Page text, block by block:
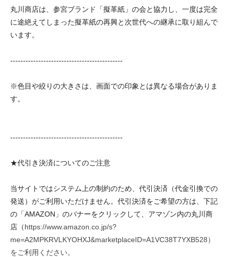
丸川商店は、参宮ブランド「擬革紙」の会と協力し、一度は完全
に途絶えてしまった擬革紙の再興と次世代への継承に取り組んで
います。
--------------------------------------------
※色目や絞りの大きさは、画面での印象とは異なる場合がありま
す。
--------------------------------------------
★代引き決済についてのご注意
当サイトではシステム上の制約のため、代引決済（代金引換での
発送）がご利用いただけません。代引決済をご希望の方は、下記
の「AMAZON」のバナーをクリックして、アマゾン内の丸川商
店（https://www.amazon.co.jp/s?
me=A2MPKRVLKYOHXJ&marketplaceID=A1VC38T7YXB528）
をご利用ください。